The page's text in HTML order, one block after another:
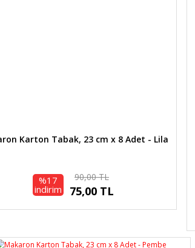
Karton Tabak, 23 cm x 8 Adet - Lila
%17
indirim
90,00 TL
75,00 TL